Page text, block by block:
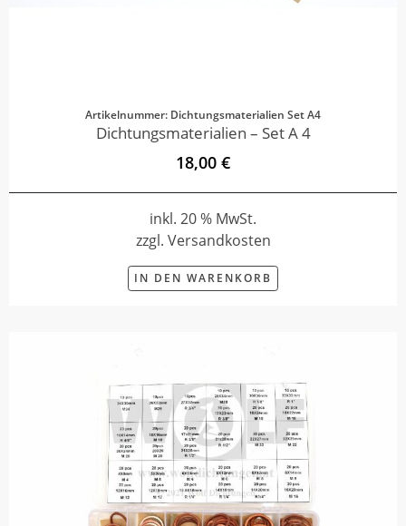
Artikelnummer: Dichtungsmaterialien Set A4
Dichtungsmaterialien – Set A 4
18,00 €
inkl. 20 % MwSt.
zzgl. Versandkosten
IN DEN WARENKORB